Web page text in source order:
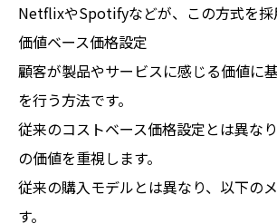
NetflixやSpotifyなどが、この方式を採
価値ベース価格設定
顧客が製品やサービスに感じる価値に
を行う方法です。
従来のコストベース価格設定とは異な
の価値を重視します。
従来の購入モデルとは異なり、以下の
す。